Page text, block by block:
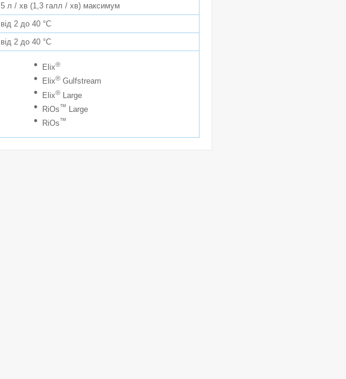
5 л / хв (1,3 галл / хв) максимум
від 2 до 40 °C
від 2 до 40 °C
Elix®
Elix® Gulfstream
Elix®
Large
RiOs™ Large
RiOs™